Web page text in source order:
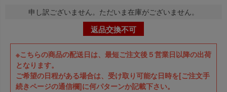
申し訳ございません。ただいま在庫がございません。
返品交換不可
※こちらの商品の配送日は、最短ご注文後５営業日以降の出荷
となります。
ご希望の日程がある場合は、受け取り可能な日時を[ご注文手
続きページの通信欄]に何パターンか記載下さい。